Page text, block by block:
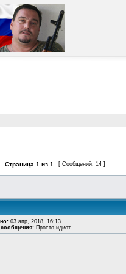
Страница 1 из 1 [ Сообщений: 14 ]
03 апр, 2018, 16:13
Просто идиот.